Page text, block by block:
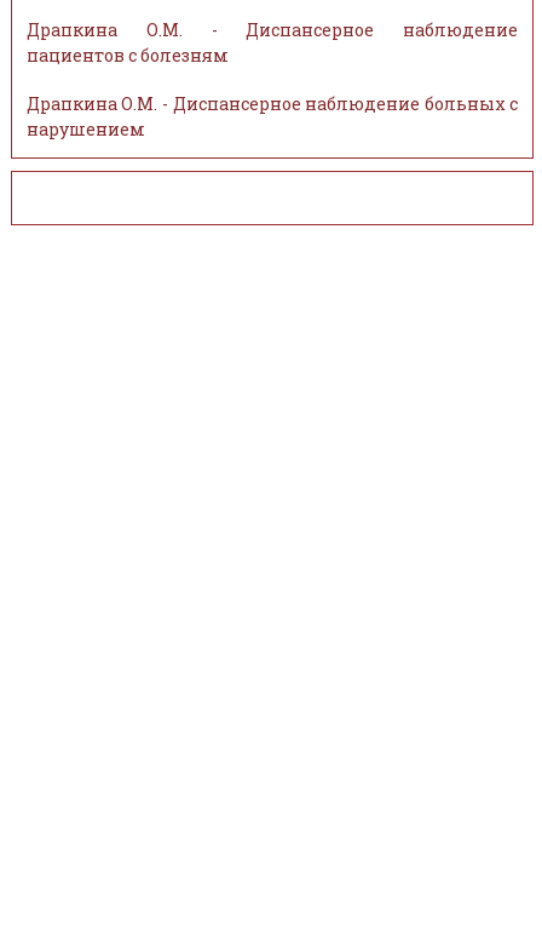
Драпкина О.М. - Диспансерное наблюдение
пациентов с болезням
Драпкина О.М. - Диспансерное наблюдение больных с
нарушением